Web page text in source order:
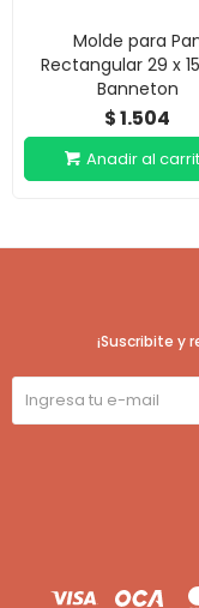
Molde para
Rectangular 29 x
Banneton
$1.504
¡Suscribite y